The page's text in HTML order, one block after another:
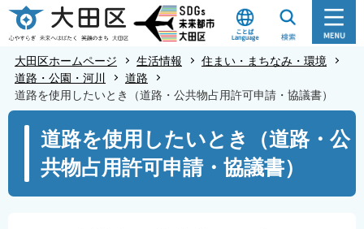
こ
の
の
大田区ホームページ 生活情報
住まい・まちなみ・環境
道路・公園・河川
道路
道路を使用したいとき（道路・公共物占用許可申請・協議書）
道路を使用したいとき（道路・公
共物占用許可申請・協議書）